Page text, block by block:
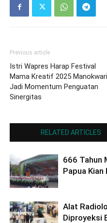
Previous article
Istri Wapres Harap Festival
Mama Kreatif 2025 Manokwari
Jadi Momentum Penguatan
Sinergitas
RELATED ARTICLES
666 Tahun
Papua Kian
Alat
Diproyeksi